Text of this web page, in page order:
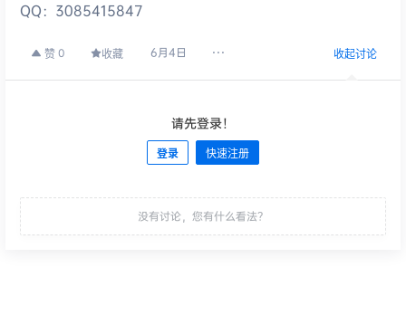
QQ：3085415847
赞 0 收藏 6月4日 收起讨论
请先登录！
登录 快速注册
没有讨论，您有什么看法？